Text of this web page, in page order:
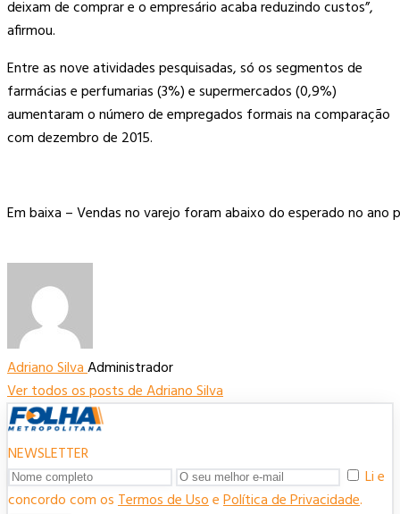
deixam de comprar e o empresário acaba reduzindo custos”,
afirmou.
Entre as nove atividades pesquisadas, só os segmentos de
farmácias e perfumarias (3%) e supermercados (0,9%)
aumentaram o número de empregados formais na comparação
com dezembro de 2015.
Em baixa – Vendas no varejo foram abaixo do esperado no ano
Adriano SilvaAdministrador
Ver todos os posts de Adriano Silva
NEWSLETTER
Li e
concordo com osTermos de UsoePolítica de Privacidade.